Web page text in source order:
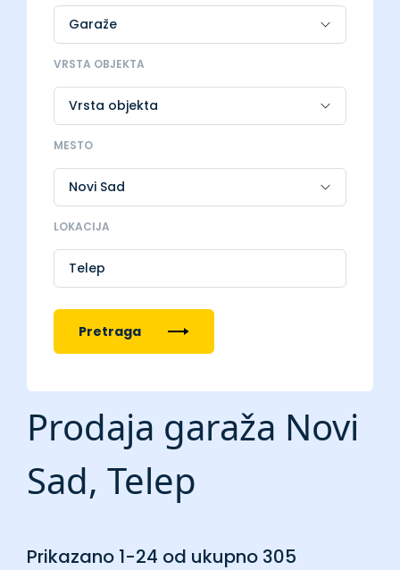
VRSTA OBJEKTA
MESTO
LOKACIJA
Telep
Pretraga
Prodaja garaža Novi
Sad, Telep
Prikazano 1-24 od ukupno 305